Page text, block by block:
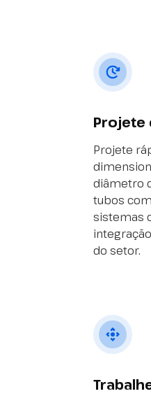
Projete
Projete
diâmetro
tubos
sistemas
do setor.